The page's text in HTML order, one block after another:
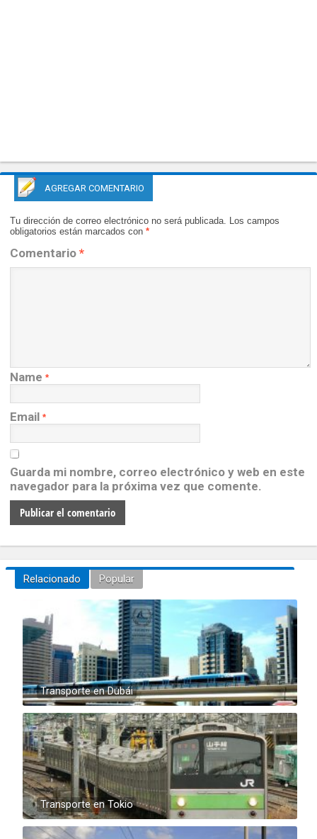
AGREGAR COMENTARIO
Tu dirección de correo electrónico no será publicada. Los campos
obligatorios están marcados con *
Comentario *
Name *
Email *
Guarda mi nombre, correo electrónico y web en este
navegador para la próxima vez que comente.
Relacionado Popular
Transporte en Dubái
Transporte en Tokio